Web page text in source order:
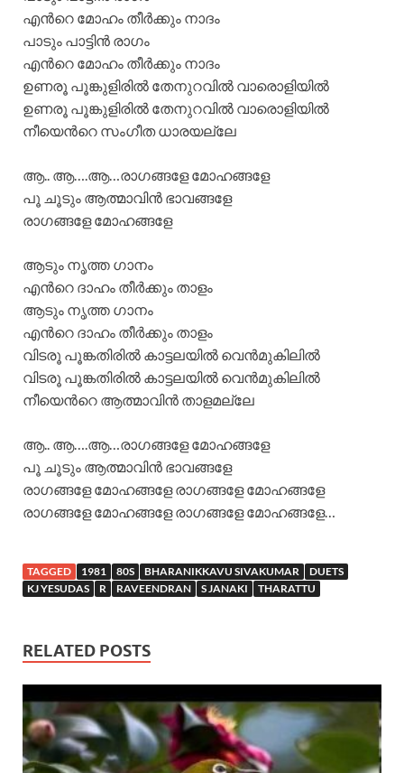
എന്‍റെ മോഹം തീര്‍ക്കും നാദം
പാടും പാട്ടിന്‍ രാഗം
എന്‍റെ മോഹം തീര്‍ക്കും നാദം
ഉണരൂ പൂങ്കുളിരില്‍ തേനുറവില്‍ വാരൊളിയില്‍
ഉണരൂ പൂങ്കുളിരില്‍ തേനുറവില്‍ വാരൊളിയില്‍
നീയെന്‍റെ സംഗീത ധാരയല്ലേ
ആ.. ആ….ആ…രാഗങ്ങളേ മോഹങ്ങളേ
പൂ ചൂടും ആത്മാവിന്‍ ഭാവങ്ങളേ
രാഗങ്ങളേ മോഹങ്ങളേ
ആടും നൃത്ത ഗാനം
എന്‍റെ ദാഹം തീര്‍ക്കും താളം
ആടും നൃത്ത ഗാനം
എന്‍റെ ദാഹം തീര്‍ക്കും താളം
വിടരൂ പൂങ്കതിരില്‍ കാട്ടലയില്‍ വെന്‍മുകിലില്‍
വിടരൂ പൂങ്കതിരില്‍ കാട്ടലയില്‍ വെന്‍മുകിലില്‍
നീയെന്‍റെ ആത്മാവിന്‍ താളമല്ലേ
ആ.. ആ….ആ…രാഗങ്ങളേ മോഹങ്ങളേ
പൂ ചൂടും ആത്മാവിന്‍ ഭാവങ്ങളേ
രാഗങ്ങളേ മോഹങ്ങളേ രാഗങ്ങളേ മോഹങ്ങളേ
രാഗങ്ങളേ മോഹങ്ങളേ രാഗങ്ങളേ മോഹങ്ങളേ…
TAGGED 1981 80S BHARANIKKAVU SIVAKUMAR
DUETS
KJ YESUDAS
R RAVEENDRAN S JANAKI THARATTU
RELATED POSTS